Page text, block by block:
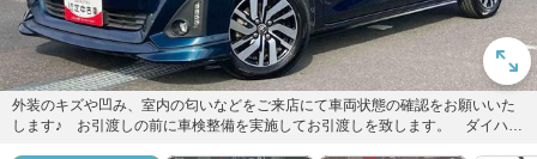
外装のキズや凹み、室内の匂いなどをご来店にて車両状態の確認をお願いいた
します♪ お引渡しの前に車検整備を実施してお引渡しを致します。 ダイハツ